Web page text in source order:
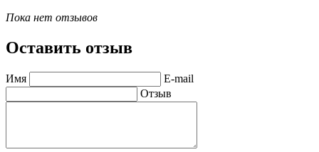
Пока нет отзывов
Оставить отзыв
Имя
E-mail
Отзыв